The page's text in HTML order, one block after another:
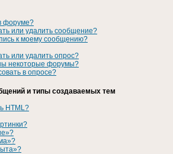
форуме?
или удалить сообщение?
к моему сообщению?
или удалить опрос?
некоторые форумы?
в опросе?
и типы создаваемых тем
HTML?